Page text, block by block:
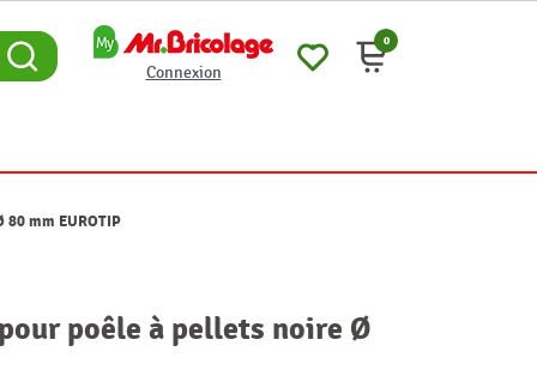
Connexion
0
mm EUROTIP
poêle à pellets noire Ø